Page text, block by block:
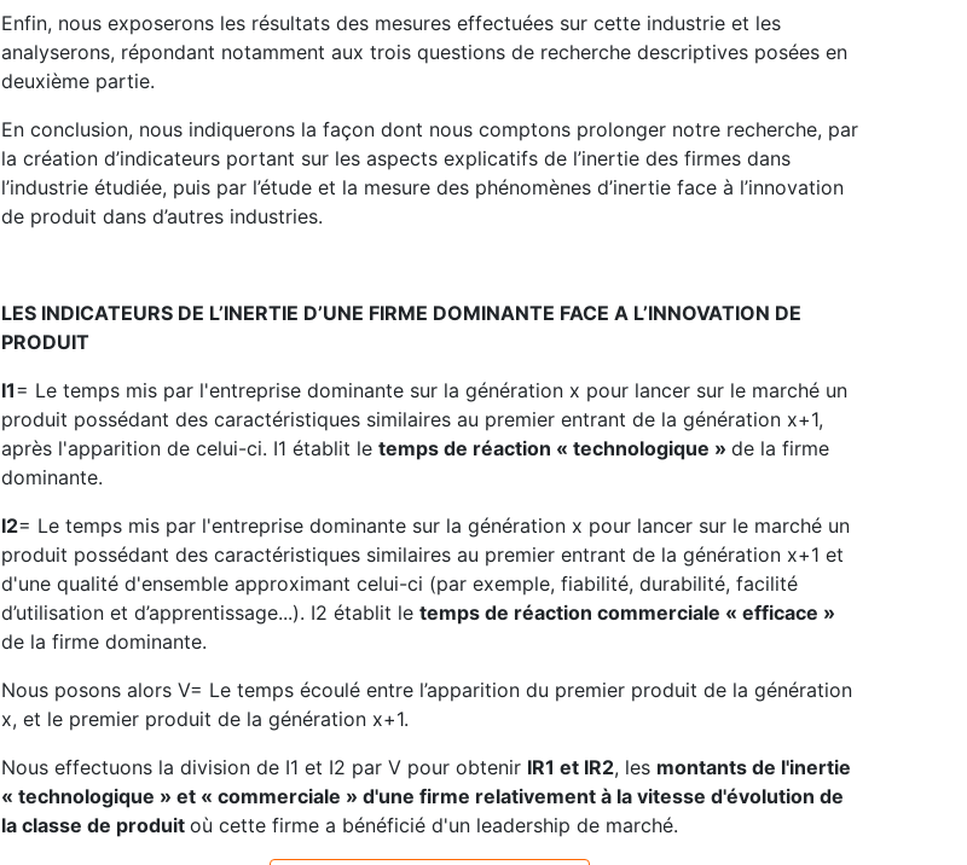
Enfin, nous exposerons les résultats des mesures effectuées sur cette industrie et les
analyserons, répondant notamment aux trois questions de recherche descriptives posées en
deuxième partie.
En conclusion, nous indiquerons la façon dont nous comptons prolonger notre recherche, par
la création d’indicateurs portant sur les aspects explicatifs de l’inertie des firmes dans
l’industrie étudiée, puis par l’étude et la mesure des phénomènes d’inertie face à l’innovation
de produit dans d’autres industries.
LES INDICATEURS DE L’INERTIE D’UNE FIRME DOMINANTE FACE A L’INNOVATION DE
PRODUIT
I1= Le temps mis par l'entreprise dominante sur la génération x pour lancer sur le marché un
produit possédant des caractéristiques similaires au premier entrant de la génération x+1,
après l'apparition de celui-ci. I1 établit le temps de réaction « technologique » de la firme
dominante.
I2= Le temps mis par l'entreprise dominante sur la génération x pour lancer sur le marché un
produit possédant des caractéristiques similaires au premier entrant de la génération x+1 et
d'une qualité d'ensemble approximant celui-ci (par exemple, fiabilité, durabilité, facilité
d’utilisation et d’apprentissage...). I2 établit le temps de réaction commerciale « efficace »
de la firme dominante.
Nous posons alors V= Le temps écoulé entre l’apparition du premier produit de la génération
x, et le premier produit de la génération x+1.
Nous effectuons la division de I1 et I2 par V pour obtenir IR1 et IR2, les montants de l'inertie
« technologique » et « commerciale » d'une firme relativement à la vitesse d'évolution de
la classe de produit où cette firme a bénéficié d'un leadership de marché.